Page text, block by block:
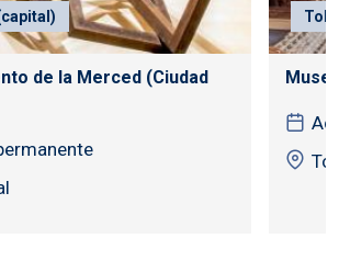
de la Merced (Ciudad